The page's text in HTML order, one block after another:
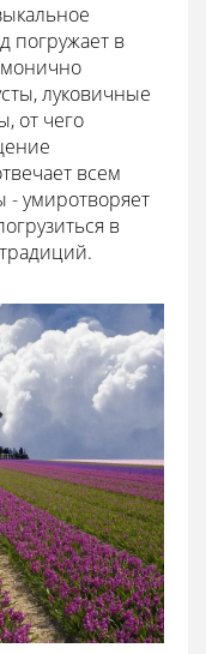
погружает в
луковичные
от чего
всем
- умиротворяет
в